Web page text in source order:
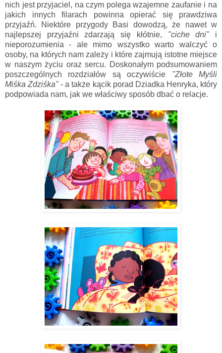
nich jest przyjaciel, na czym polega wzajemne zaufanie i na
jakich innych filarach powinna opierać się prawdziwa
przyjaźń. Niektóre przygody Basi dowodzą, że nawet w
najlepszej przyjaźni zdarzają się kłótnie, "ciche dni"i
nieporozumienia - ale mimo wszystko warto walczyć o
osoby, na których nam zależy i które zajmują istotne miejsce
w naszym życiu oraz sercu. Doskonałym podsumowaniem
poszczególnych rozdziałów są oczywiście "Złote Myśli
Miśka Zdziśka"- a także kącik porad Dziadka Henryka, który
podpowiada nam, jak we właściwy sposób dbać o relacje.